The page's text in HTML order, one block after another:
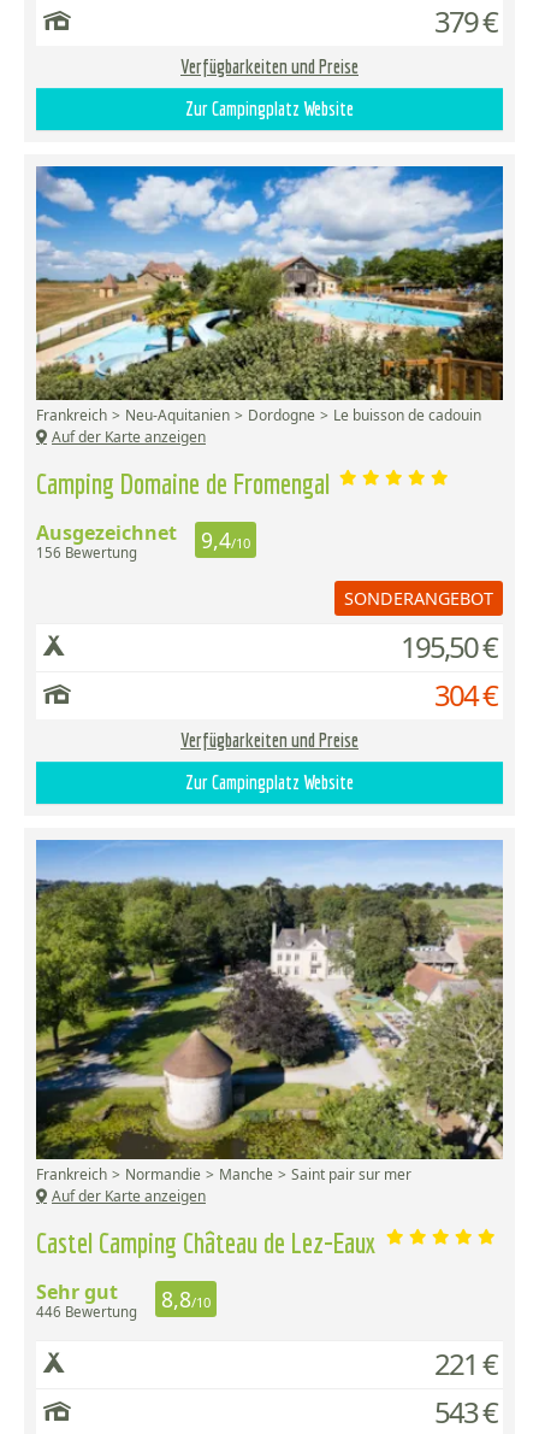
379 €
Verfügbarkeiten und Preise
Zur Campingplatz Website
Camping Domaine de Fromengal
Frankreich Neu-Aquitanien Dordogne
Le buisson de cadouin
Auf der Karte anzeigen
Ausgezeichnet
156 Bewertung 9,4/10
SONDERANGEBOT
195,50 €
304 €
Verfügbarkeiten und Preise
Zur Campingplatz Website
Castel Camping Château de Lez-Eaux
Frankreich Normandie Manche
Saint pair sur mer
Auf der Karte anzeigen
Sehr gut
446 Bewertung 8,8/10
221 €
543 €